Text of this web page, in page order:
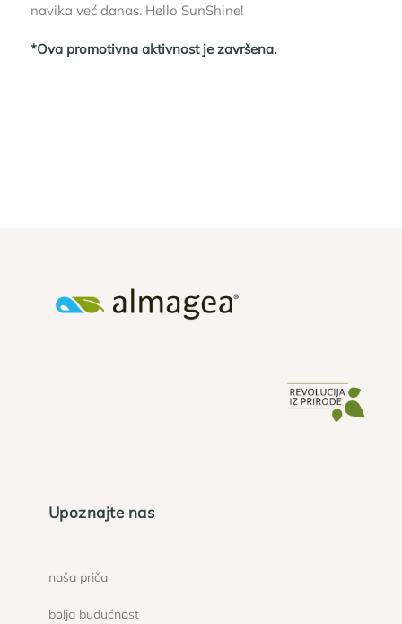
navika već danas. Hello SunShine!
*Ova promotivna aktivnost je završena.
Upoznajte nas
naša priča
bolja budućnost